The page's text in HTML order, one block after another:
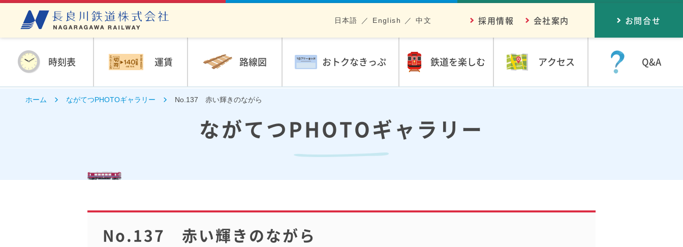
時刻表 運賃 路線図 おトクなきっぷ 鉄道を楽しむ アクセス Q&A
採用情報 会社案内
日本語 English 中文 お問合せ
ホーム ながてつPHOTOギャラリー No.137 赤い輝きのながら
ながてつPHOTOギャラリー
No.137 赤い輝きのながら